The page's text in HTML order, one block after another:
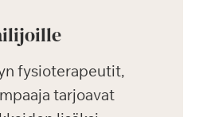
fysioterapeutit,
tarjoavat